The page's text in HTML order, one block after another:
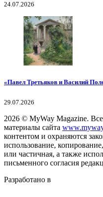
24.07.2026
«Павел Третьяков и Василий
29.07.2026
2026 © MyWay Magazine.
материалы сайта
контентом и охраняются
использование,
или частичная, а также
письменного согласия
Разработано в